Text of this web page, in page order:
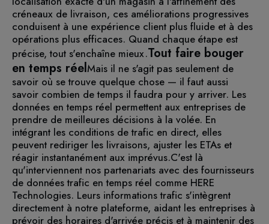
créneaux de livraison, ces améliorations progressives
conduisent à une expérience client plus fluide et à des
opérations plus efficaces. Quand chaque étape est
précise, tout s'enchaîne mieux.Tout faire bouger
en temps réelMais il ne s'agit pas seulement de
savoir où se trouve quelque chose — il faut aussi
savoir combien de temps il faudra pour y arriver. Les
données en temps réel permettent aux entreprises de
prendre de meilleures décisions à la volée. En
intégrant les conditions de trafic en direct, elles
peuvent rediriger les livraisons, ajuster les ETAs et
réagir instantanément aux imprévus.C'est là
qu'interviennent nos partenariats avec des fournisseurs
de données trafic en temps réel comme HERE
Technologies. Leurs informations trafic s'intègrent
directement à notre plateforme, aidant les entreprises à
prévoir des horaires d'arrivée précis et à maintenir des